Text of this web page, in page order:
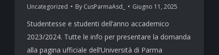
Uncategorized By CusParmaAsd_ Giugno 11, 2025
Studentesse e studenti dell’anno accademico
2023/2024. Tutte le info per presentare la domanda
alla pagina ufficiale dell’Università di Parma